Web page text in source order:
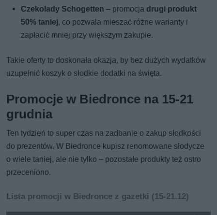
Czekolady Schogetten – promocja drugi produkt
50% taniej, co pozwala mieszać różne warianty i
zapłacić mniej przy większym zakupie.
Takie oferty to doskonała okazja, by bez dużych wydatków
uzupełnić koszyk o słodkie dodatki na święta.
Promocje w Biedronce na 15-21
grudnia
Ten tydzień to super czas na zadbanie o zakup słodkości
do prezentów. W Biedronce kupisz renomowane słodycze
o wiele taniej, ale nie tylko – pozostałe produkty też ostro
przeceniono.
Lista promocji w Biedronce z gazetki (15-21.12)